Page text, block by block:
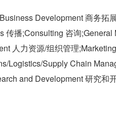
Development 商务拓
传播;Consulting 咨询
人力资源/组织管理
Logistics/Supply Chain
and Development 研究和